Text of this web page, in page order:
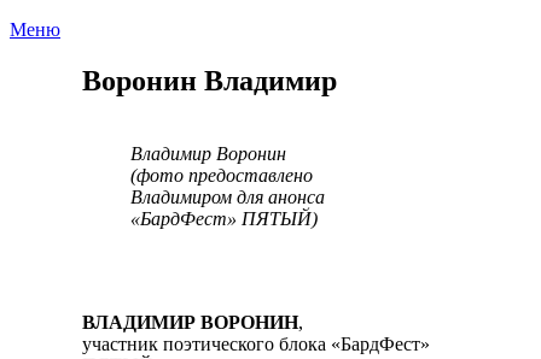
Меню
Воронин Владимир
Владимир Воронин
(фото предоставлено
Владимиром для анонса
«БардФест» ПЯТЫЙ)
ВЛАДИМИР ВОРОНИН,
участник поэтического блока «БардФест»